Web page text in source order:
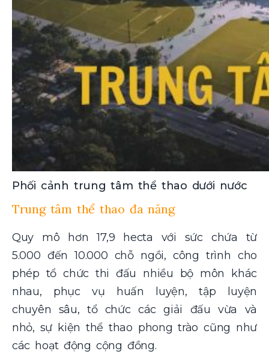
Phối cảnh trung tâm thể thao dưới nước
Trung tâm thể thao đa năng
Quy mô hơn 17,9 hecta với sức chứa từ
5.000 đến 10.000 chỗ ngồi, công trình cho
phép tổ chức thi đấu nhiều bộ môn khác
nhau, phục vụ huấn luyện, tập luyện
chuyên sâu, tổ chức các giải đấu vừa và
nhỏ, sự kiện thể thao phong trào cũng như
các hoạt động cộng đồng.